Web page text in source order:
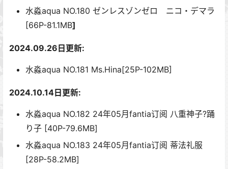
水淼aqua NO.180 ゼンレスゾンゼロ ニコ・デマラ
[66P-81.1MB]
2024.09.26日更新:
水淼aqua NO.181 Ms.Hina[25P-102MB]
2024.10.14日更新:
水淼aqua NO.182 24年05月fantia订阅 八重神子?踊
り子 [40P-79.6MB]
水淼aqua NO.183 24年05月fantia订阅 蒂法礼服
[28P-58.2MB]